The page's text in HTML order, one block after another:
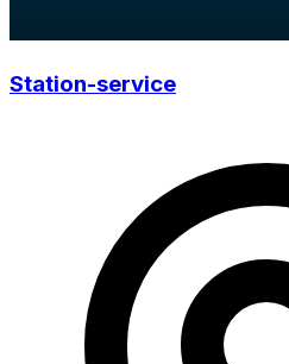
Station-service